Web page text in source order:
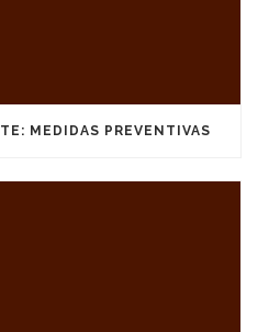
MEDIDAS PREVENTIVAS